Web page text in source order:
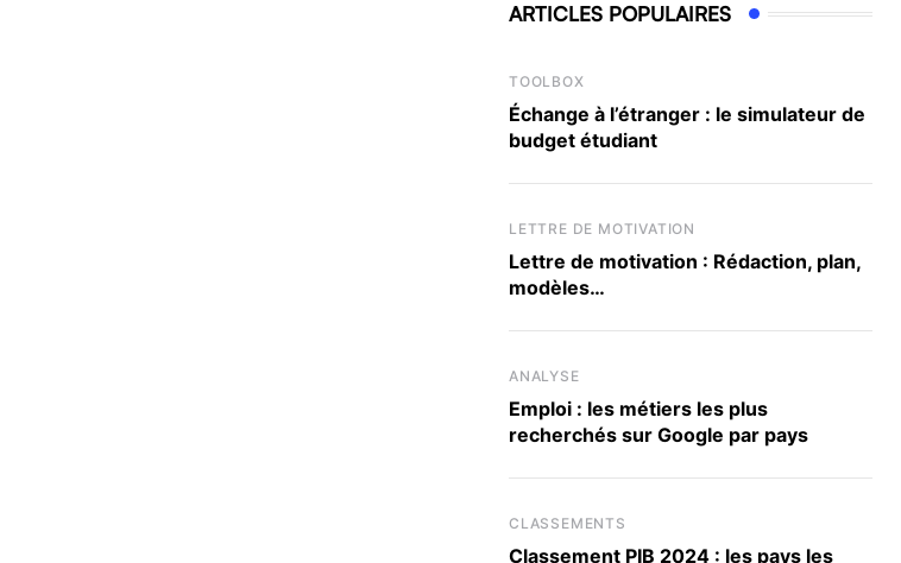
ARTICLES POPULAIRES
TOOLBOX
Échange à l’étranger : le simulateur de
budget étudiant
LETTRE DE MOTIVATION
Lettre de motivation : Rédaction, plan,
modèles…
ANALYSE
Emploi : les métiers les plus
recherchés sur Google par pays
CLASSEMENTS
Classement PIB 2024 : les pays les